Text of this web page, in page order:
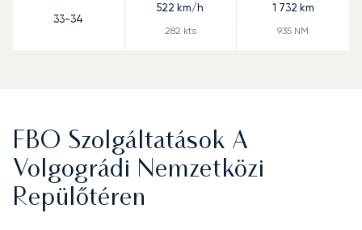
33-34
522 km/h
282 kts
1 732 km
935 NM
FBO Szolgáltatások A
Volgográdi Nemzetközi
Repülőtéren